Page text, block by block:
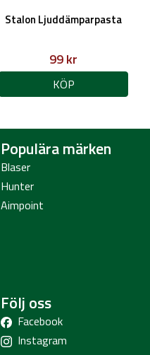
Stalon Ljuddämparpasta
99 kr
KÖP
Populära märken
Blaser
Hunter
Aimpoint
Följ oss
Facebook
Instagram